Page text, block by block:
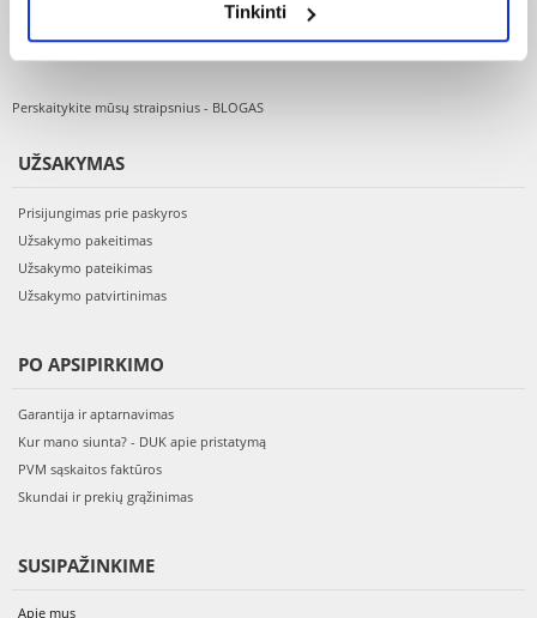
Tinkinti
Prekių pirkimo – pardavimo taisyklės
Privatumo politika
Perskaitykite mūsų straipsnius - BLOGAS
UŽSAKYMAS
Prisijungimas prie paskyros
Užsakymo pakeitimas
Užsakymo pateikimas
Užsakymo patvirtinimas
PO APSIPIRKIMO
Garantija ir aptarnavimas
Kur mano siunta? - DUK apie pristatymą
PVM sąskaitos faktūros
Skundai ir prekių grąžinimas
SUSIPAŽINKIME
Apie mus